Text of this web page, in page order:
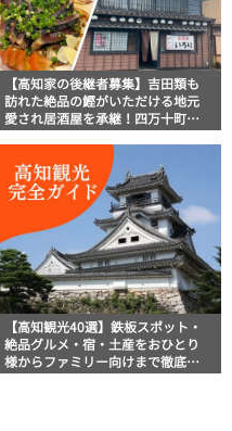
【高知家の後継者募集】吉田類も
訪れた絶品の鰹がいただける地元
愛され居酒屋を承継！四万十町
【高知観光40選】鉄板スポット・
絶品グルメ・宿・土産をおひとり
様からファミリー向けまで徹底解